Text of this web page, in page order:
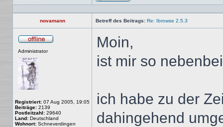
Profil
novamann Betreff des Beitrags: Re: Ibrowse 2.5.3
Administrator
Registriert: 07 Aug 2005, 19:05
Beiträge: 2139
Postleitzahl: 29640
Land: Deutschland
Wohnort: Schneverdingen
Moin,
ist mir so
ich habe zu der
dahingehend